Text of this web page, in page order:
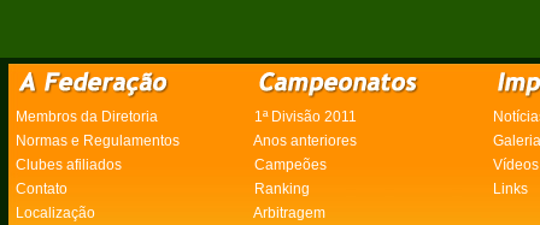
Membros da Diretoria 1ª Divisão 2011
Normas e Regulamentos
Anos anteriores
Clubes afiliados
Campeões
Vídeos
Contato
Ranking
Links
Localização
Arbitragem